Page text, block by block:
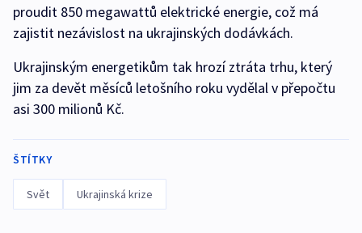
proudit 850 megawattů elektrické energie, což má
zajistit nezávislost na ukrajinských dodávkách.
Ukrajinským energetikům tak hrozí ztráta trhu, který
jim za devět měsíců letošního roku vydělal v přepočtu
asi 300 milionů Kč.
ŠTÍTKY
Svět Ukrajinská krize